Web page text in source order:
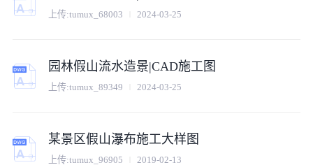
上传:tumux_68003 2024-03-25
园林假山流水造景|CAD施工图
上传:tumux_89349 2024-03-25
某景区假山瀑布施工大样图
上传:tumux_96905 2019-02-13